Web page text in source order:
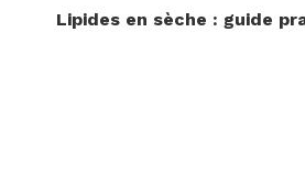
Lipides en sèche : guide